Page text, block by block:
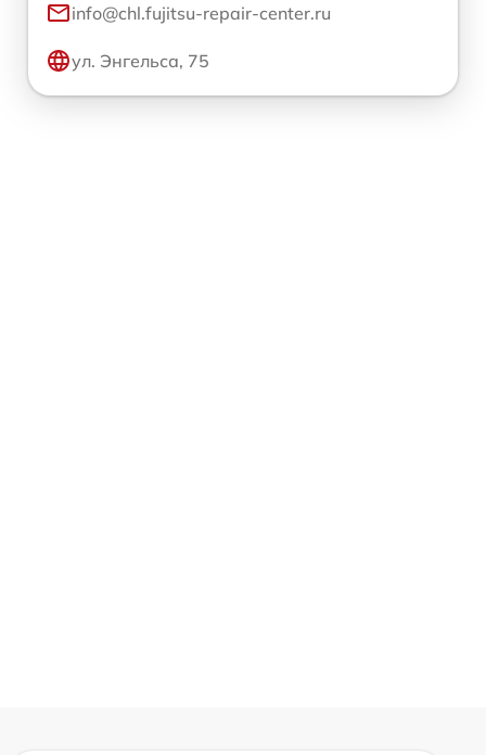
info@chl.fujitsu-repair-center.ru
ул. Энгельса, 75